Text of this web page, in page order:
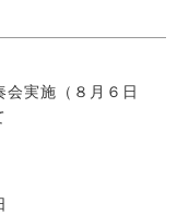
会実施（８月６日